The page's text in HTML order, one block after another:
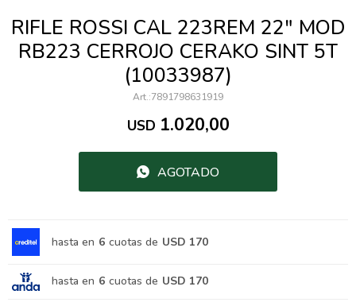
RIFLE ROSSI CAL 223REM 22" MOD
RB223 CERROJO CERAKO SINT 5T
(10033987)
7891798631919
USD 1.020,00
AGOTADO
hasta en 6 cuotas de USD 170
hasta en 6 cuotas de USD 170